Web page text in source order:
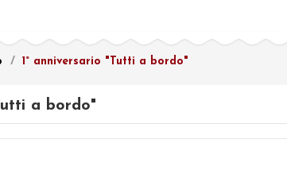
1° anniversario "Tutti a bordo"
a bordo"